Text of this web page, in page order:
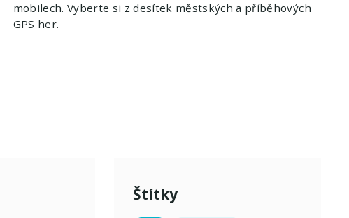
mobilech. Vyberte si z desítek městských a příběhových
GPS her.
Štítky